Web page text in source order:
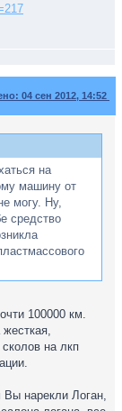
04 сен 2012, 14:52
на
машину от
могу. Ну,
средство
100000 км.
на лкп
Вы нарекли Логан,